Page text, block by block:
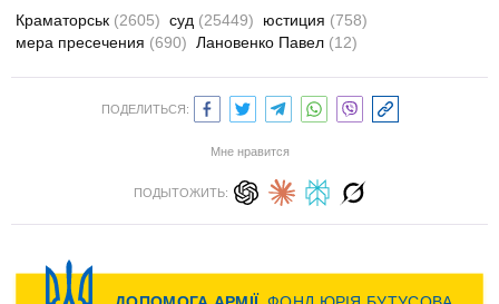
Краматорськ (2605) суд (25449) юстиция (758)
мера пресечения (690) Лановенко Павел (12)
ПОДЕЛИТЬСЯ:
Мне нравится
ПОДЫТОЖИТЬ: